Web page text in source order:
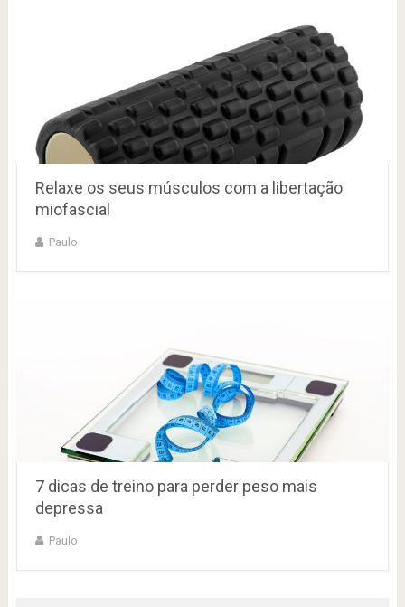
Relaxe os seus músculos com a libertação
miofascial
Paulo
7 dicas de treino para perder peso mais
depressa
Paulo